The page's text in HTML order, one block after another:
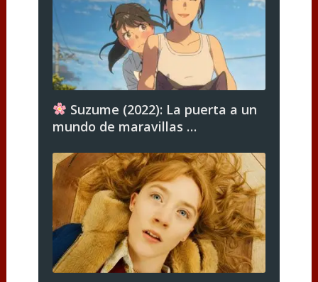
Suzume (2022): La puerta a un
mundo de maravillas …